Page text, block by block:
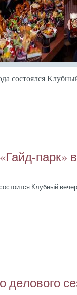
сос­то­ял­ся
парк»
Клуб­ный
де­лово­го